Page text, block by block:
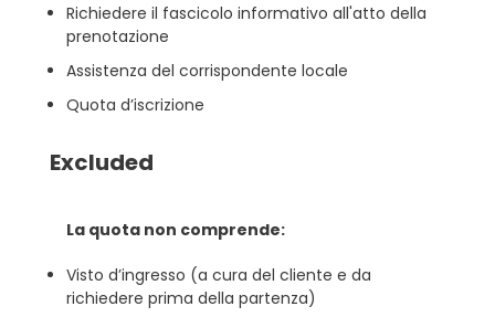
Richiedere il fascicolo informativo all'atto della
prenotazione
Assistenza del corrispondente locale
Quota d’iscrizione
Excluded
La quota non comprende:
Visto d’ingresso (a cura del cliente e da
richiedere prima della partenza)